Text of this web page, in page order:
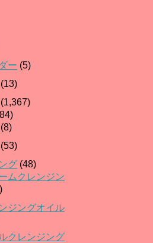
ー (5)
(13)
(1,367)
(8)
(53)
グ (48)
ムクレンジン
ジングオイル
クレンジング